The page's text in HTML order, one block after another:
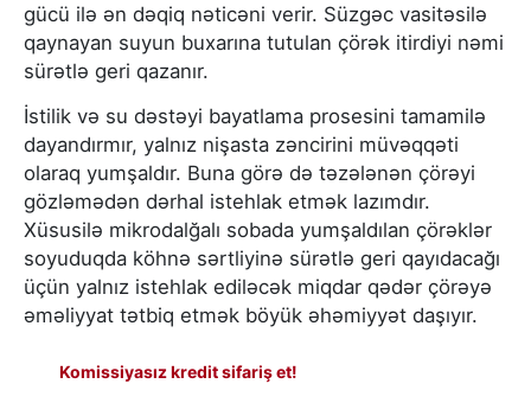
gücü ilə ən dəqiq nəticəni verir. Süzgəc vasitəsilə
qaynayan suyun buxarına tutulan çörək itirdiyi nəmi
sürətlə geri qazanır.
İstilik və su dəstəyi bayatlama prosesini tamamilə
dayandırmır, yalnız nişasta zəncirini müvəqqəti
olaraq yumşaldır. Buna görə də təzələnən çörəyi
gözləmədən dərhal istehlak etmək lazımdır.
Xüsusilə mikrodalğalı sobada yumşaldılan çörəklər
soyuduqda köhnə sərtliyinə sürətlə geri qayıdacağı
üçün yalnız istehlak ediləcək miqdar qədər çörəyə
əməliyyat tətbiq etmək böyük əhəmiyyət daşıyır.
Komissiyasız kredit sifariş et!